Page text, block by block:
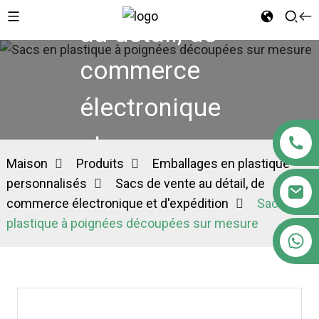
au détail, de
commerce
électronique
et
d'expédition
Maison Produits
Emballages en plastique
personnalisés
Sacs de vente au détail, de
commerce électronique et d'expédition
Sacs en
plastique à poignées découpées sur mesure
+86 18122593799